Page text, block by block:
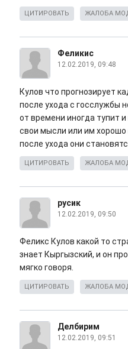
ЦИТИРОВАТЬ ЖАЛОБА
Феликис
12.02.2019, 09:48
Кулов что прогнозирует
после ухода с госслужбы
от времени иногда тупит и
свои мысли или им хорошо
после ухода они
ЦИТИРОВАТЬ ЖАЛОБА
русик
12.02.2019, 09:50
Феликс Кулов какой то
знает Кыргызский, и он
мягко говоря.
ЦИТИРОВАТЬ ЖАЛОБА
Делбирим
12.02.2019, 09:51